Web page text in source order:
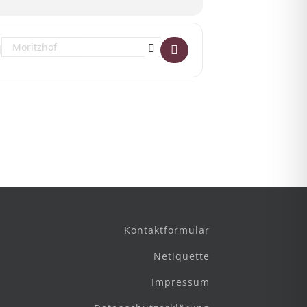
Destination Address - CD & Schallplattenbörse in Magdeburg! []
Kontaktformular
Netiquette
Impressum